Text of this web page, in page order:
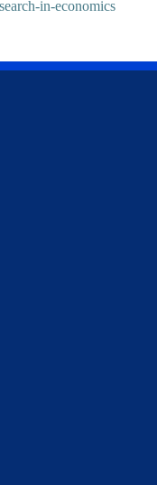
in-economics